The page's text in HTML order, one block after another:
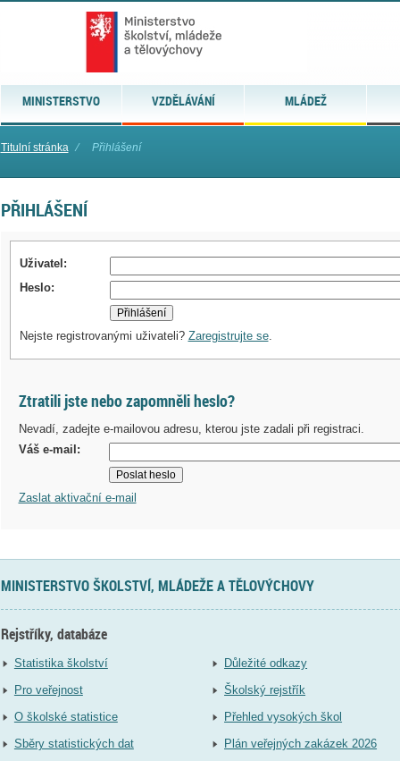
MINISTERSTVO VZDĚLÁVÁNÍ MLÁDEŽ
Titulní stránka ⁄ Přihlášení
PŘIHLÁŠENÍ
Uživatel:
Heslo:
Nejste registrovanými uživateli? Zaregistrujte se.
Ztratili jste nebo zapomněli heslo?
Nevadí, zadejte e-mailovou adresu, kterou jste zadali při registraci.
Váš e-mail:
Zaslat aktivační e-mail
MINISTERSTVO ŠKOLSTVÍ, MLÁDEŽE A TĚLOVÝCHOVY
Rejstříky, databáze
Statistika školství
Pro veřejnost
O školské statistice
Sběry statistických dat
Důležité odkazy
Školský rejstřík
Přehled vysokých škol
Plán veřejných zakázek 2026